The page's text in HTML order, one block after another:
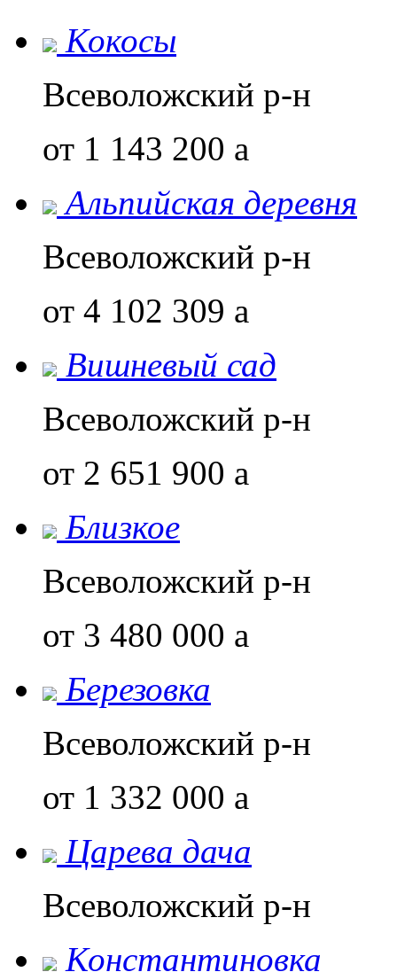
Кокосы
Всеволожский р-н
от 1 143 200 a
Альпийская деревня
Всеволожский р-н
от 4 102 309 a
Вишневый сад
Всеволожский р-н
от 2 651 900 a
Близкое
Всеволожский р-н
от 3 480 000 a
Березовка
Всеволожский р-н
от 1 332 000 a
Царева дача
Всеволожский р-н
Константиновка